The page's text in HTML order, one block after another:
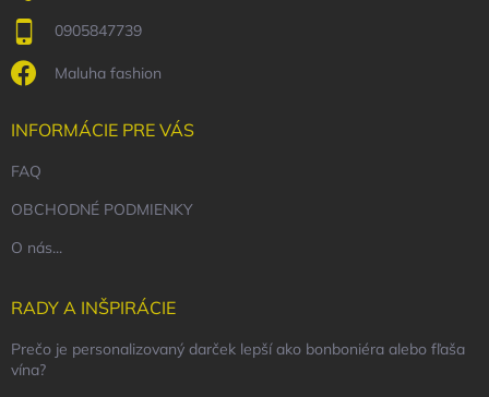
0905847739
Maluha fashion
INFORMÁCIE PRE VÁS
FAQ
OBCHODNÉ PODMIENKY
O nás...
RADY A INŠPIRÁCIE
Prečo je personalizovaný darček lepší ako bonboniéra alebo fľaša
vína?